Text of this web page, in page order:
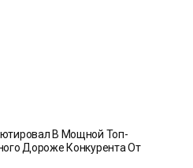
В Мощной Топ-
Дороже Конкурента От